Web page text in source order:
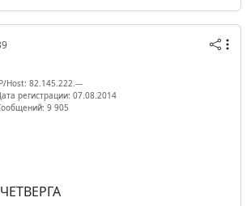
Host: 82.145.222.---
регистрации: 07.08.2014
9 905